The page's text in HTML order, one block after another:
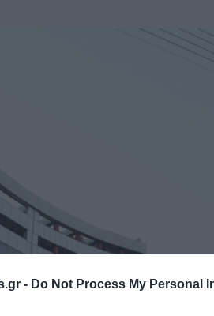
- Do Not Process My Personal